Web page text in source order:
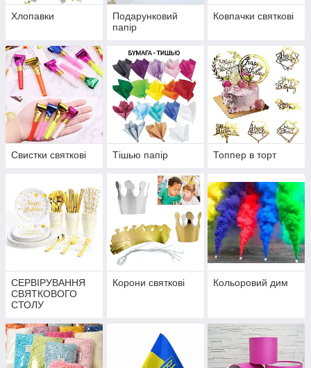
Хлопавки
Подарунковий
папір
Ковпачки святкові
Свистки святкові Тішью папір Топпер в торт
СЕРВІРУВАННЯ
СВЯТКОВОГО
СТОЛУ
Корони святкові Кольоровий дим